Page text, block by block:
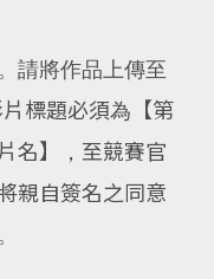
請將作品上傳至
標題必須為【第
名】，至競賽官
親自簽名之同意